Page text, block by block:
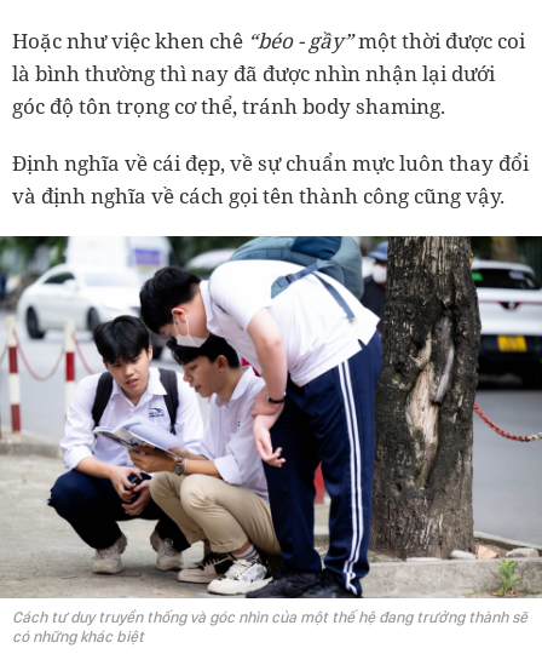
Hoặc như việc khen chê “béo - gầy”một thời được coi
là bình thường thì nay đã được nhìn nhận lại dưới
góc độ tôn trọng cơ thể, tránh body shaming.
Định nghĩa về cái đẹp, về sự chuẩn mực luôn thay đổi
và định nghĩa về cách gọi tên thành công cũng vậy.
Cách tư duy truyền thống và góc nhìn của một thế hệ đang trưởng thành sẽ
có những khác biệt